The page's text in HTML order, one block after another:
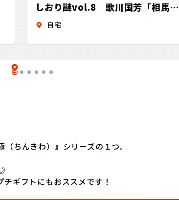
しおり謎vol.8 歌川国芳「相馬の
古内裏」-Art Bookmark
自宅
ちんきわ）』シリーズの１つ。
ギフトにもおススメです！